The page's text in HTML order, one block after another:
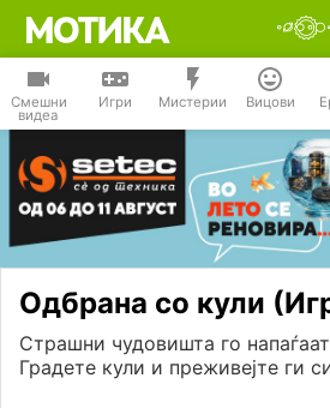
Смешни
видеа
Игри Мистерии Вицови
Одбрана со кули
Страшни чудовишта го
Градете кули и преживејте ги